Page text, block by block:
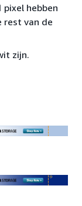
hebben
rest van de
zijn.